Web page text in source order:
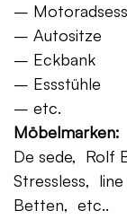
–
– Autositze
– Eckbank
– Essstühle
– etc.
Möbelmarken:
De sede, Rolf
Stressless,
Betten, etc..